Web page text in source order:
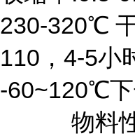
230-320℃
110，4-5小
-60~120℃下
物料性